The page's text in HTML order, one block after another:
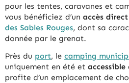
pour les tentes, caravanes et
vous bénéficiez d’un accès direct
des Sables Rouges, dont sa
donnée par le grenat.
Près du port, le camping
uniquement en été et
profite d’un emplacement de